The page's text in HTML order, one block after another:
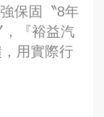
保固〝8年
『裕益汽
用實際行